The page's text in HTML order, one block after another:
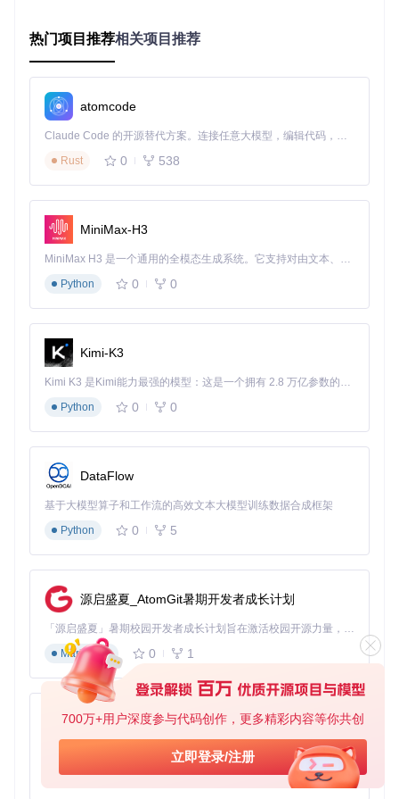
700万+用户深度参与代码创作，更多精彩内容等你共创
立即登录/注册
文本分支基于BERT架构，将类别描述编码为语义向量。创新
的是，OWLv2支持自然语言描述（如"戴着红色帽子的猫"）而
非仅限于类别标签，这极大扩展了检测能力。文本编码器实现
见OWLv2/models/text_encoder.py。
跨模态匹配：图像与文字的对话机制
跨模态注意力层是OWLv2的核心创新，它通过对比学习使视
比损失函数，既让图像特征接近匹配文本特征，也让文本特征
接近匹配图像特征，这种双向优化使零样本检测准确率提升3
5%。实现细节见OWLv2/models/cross_attention.py。
场景落地：从实验室到生产线的转型
零售智能盘点系统
业务痛点：传统RFID方案成本高（每个标签0.5美元）、易损
坏（损耗率15%/年），新品上架需重新配置系统。某连锁超市
500家门店，每年标签更换成本达200万美元。
技术适配：使用OWLv2的零样本能力，只需商品名称和包装
图像即可实现识别。部署在购物车的边缘设备每3秒扫描一次
货架，实时更新库存数据。
实施效果：
识别准确率：92.7%（传统方案91.2%）
部署成本：降低80%（省去RFID标签和阅读器）
新品上线时间：从72小时缩短至5分钟
盘点效率：提升8倍，单店盘点时间从8小时降至1小时
训练模型，平均响应周期21天，期间可能产生大量不良品。某
车企焊接缺陷检测系统每年因延迟识别损失3000万元。
技术适配：利用OWLv2的单样本学习能力，质检人员只需拍
摄1张缺陷样本，系统15分钟内即可学会识别同类缺陷。
实施效果：
缺陷检出率：99.1%（传统方案98.3%）
新缺陷响应时间：从21天缩短至15分钟
年度节省成本：约1800万元
热门项目推荐相关项目推荐
atomcode
Claude Code 的开源替代方案。连接任意大模型，编辑代码，运行命令，自动验证 — 全自动执行。用 Rust 构建，极致性能。 ｜ An open-source alternative to Claude Code. Connect any LLM, edit code, run commands, and verify changes — autonomously. Built in Rust for speed. Get Started
Rust
0 538
MiniMax-H3
MiniMax H3 是一个通用的全模态生成系统。它支持对由文本、图像、视频和音频组成的多模态上下文进行统一理解，并能生成分辨率高达 2K、时长可达 15 秒的带原生立体声音频的视频。得益于面向任务泛化的系统设计，H3 在预训练阶段就已具备广泛的多模态上下文理解与生成能力，能够出色地执行复杂的多模态指令。
Python
0 0
Kimi-K3
Kimi K3 是Kimi能力最强的模型：这是一个拥有 2.8 万亿参数的混合专家（MoE）模型，具备原生视觉理解能力，并支持 100 万 token 的上下文窗口。
Python
0 0
DataFlow
基于大模型算子和工作流的高效文本大模型训练数据合成框架
Python
0 5
源启盛夏_AtomGit暑期开发者成长计划
「源启盛夏」暑期校园开发者成长计划旨在激活校园开源力量，通过积分激励、认证扶持、资源倾斜等形式，引导高校组织和开发者完成「入驻 — 建项目 — 做贡献 — 获认证 — 得资源」的完整闭环。无论你是想带领社团入驻平台的组织者，还是希望用代码贡献证明自己的开发者，都能在这里找到属于你的成长路径。
Markdown
0 1
py-xiaozhi
基于Python的Xiaozhi AI，适用于想要完整Xiaozhi体验而无需拥有专用硬件的用户。
Python
0 1